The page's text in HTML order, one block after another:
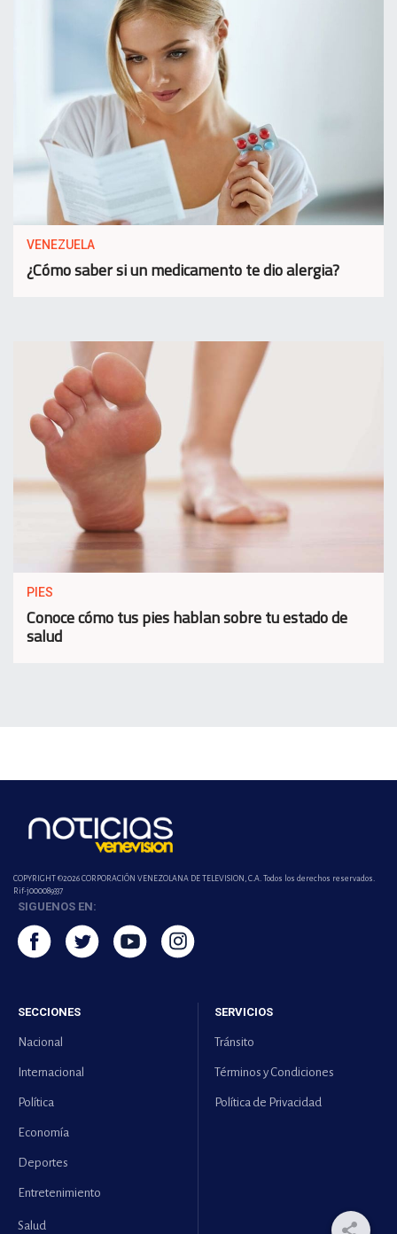
VENEZUELA
¿Cómo saber si un medicamento te dio alergia?
PIES
Conoce cómo tus pies hablan sobre tu estado de
salud
COPYRIGHT ©2026 CORPORACIÓN VENEZOLANA DE TELEVISION, C.A. Todos los derechos reservados.
Rif-j000089337
SIGUENOS EN:
SECCIONES
Nacional
Internacional
Política
Economía
Deportes
Entretenimiento
Salud
SERVICIOS
Tránsito
Términos y Condiciones
Política de Privacidad